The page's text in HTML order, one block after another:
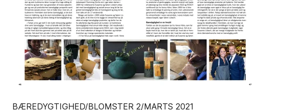
BÆREDYGTIGHED/BLOMSTER 2/MARTS 2021